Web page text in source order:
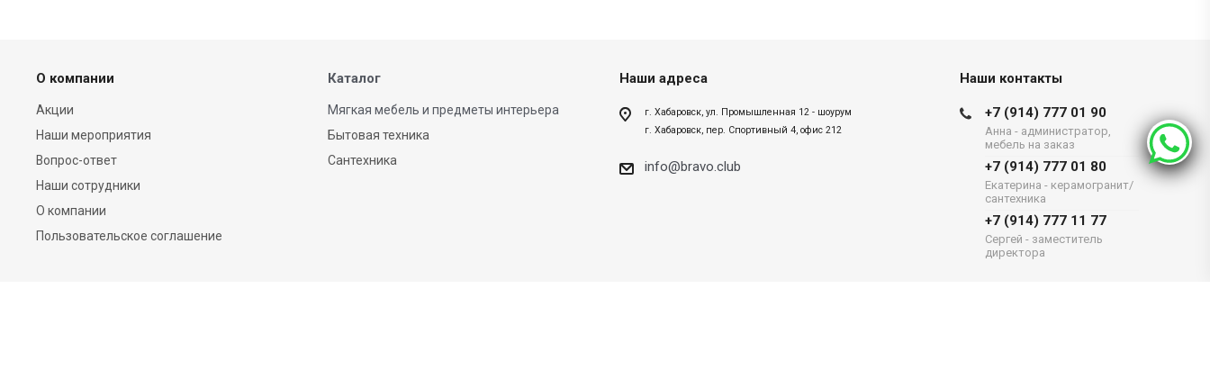
О компании
Акции
Наши мероприятия
Вопрос-ответ
Наши сотрудники
О компании
Пользовательское соглашение
Каталог
Мягкая мебель и предметы интерьера
Бытовая техника
Сантехника
Наши адреса
г. Хабаровск, ул. Промышленная 12 - шоурум
г. Хабаровск, пер. Спортивный 4, офис 212
info@bravo.club
Наши контакты
+7 (914) 777 01 90
Анна - администратор,
мебель на заказ
+7 (914) 777 01 80
Екатерина - керамогранит/
сантехника
+7 (914) 777 11 77
Сергей - заместитель
директора